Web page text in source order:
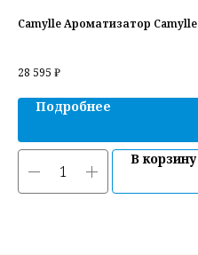
Camylle Ароматизатор
28 595 ₽
Подробнее
В корзину